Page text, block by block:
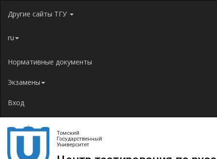
Другие сайты ТГУ
ru
Нормативные документы
Экзамены
Вход
Томский
Государственный
Университет